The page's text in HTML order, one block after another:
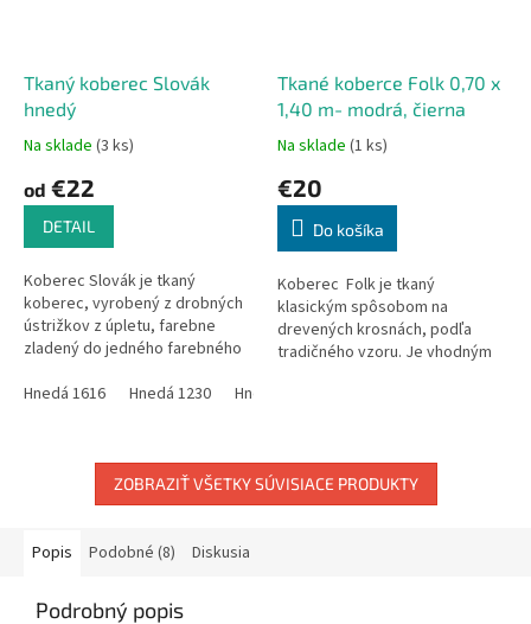
Tkaný koberec Slovák
hnedý
Na sklade (3 ks)
od €22
DETAIL
Koberec Slovák je tkaný
koberec, vyrobený z drobných
ústrižkov z úpletu, farebne
zladený do jedného farebného
prácu, povolená tolerancia v
Hnedá 1616 Hnedá 1230 Hnedá 1610
Tkané koberce Folk 0,70 x
1,40 m- modrá, čierna
Na sklade (1 ks)
€20
Do košíka
Koberec Folk je tkaný
klasickým spôsobom na
drevených krosnách, podľa
tradičného vzoru. Je vhodným
ZOBRAZIŤ VŠETKY SÚVISIACE PRODUKTY
Popis Podobné (8) Diskusia
Podrobný popis